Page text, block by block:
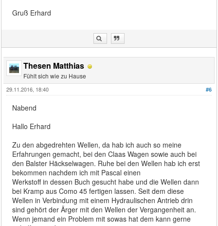
Gruß Erhard
Thesen Matthias
Fühlt sich wie zu Hause
#6
29.11.2016, 18:40
Nabend
Hallo Erhard
Zu den abgedrehten Wellen, da hab ich auch so meine
Erfahrungen gemacht, bei den Claas Wagen sowie auch bei
den Balster Häckselwagen. Ruhe bei den Wellen hab ich erst
bekommen nachdem ich mit Pascal einen
Werkstoff in dessen Buch gesucht habe und die Wellen dann
bei Kramp aus Como 45 fertigen lassen. Seit dem diese
Wellen in Verbindung mit einem Hydraulischen Antrieb drin
sind gehört der Ärger mit den Wellen der Vergangenheit an.
Wenn jemand ein Problem mit sowas hat dem kann gerne